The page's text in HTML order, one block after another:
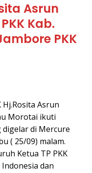
Asrun
Kab.
PKK
Hj.Rosita Asrun
Morotai ikuti
digelar di Mercure
( 25/09) malam.
Ketua TP PKK
dan